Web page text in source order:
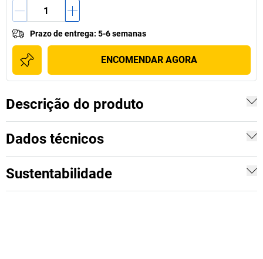
Prazo de entrega: 5-6 semanas
ENCOMENDAR AGORA
Descrição do produto
Dados técnicos
Sustentabilidade